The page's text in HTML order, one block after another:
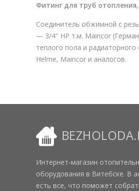
Фитинг для труб
Соединитель обжимной с
— 3/4″ НР т.м. Maincor
теплого пола и радиаторного
Helme, Maincor и аналогов.
Интернет-магазин
оборудования в Витебске. В
есть все, что поможет